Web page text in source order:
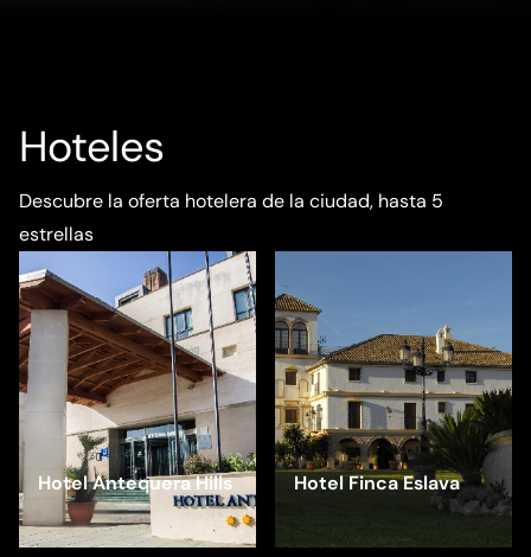
Hoteles
Descubre la oferta hotelera de la ciudad, hasta 5
estrellas
Hotel Antequera Hills Hotel Finca Eslava